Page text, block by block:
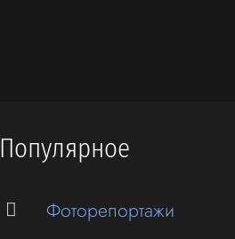
Популярное
Фоторепортажи